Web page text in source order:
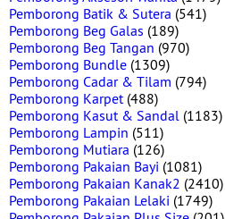
Pemborong Batik & Sutera (541)
Pemborong Beg Galas (189)
Pemborong Beg Tangan (970)
Pemborong Bundle (1309)
Pemborong Cadar & Tilam (794)
Pemborong Karpet(488)
Pemborong Kasut & Sandal (1183)
Pemborong Lampin (511)
Pemborong Mutiara (126)
Pemborong Pakaian Bayi (1081)
Pemborong Pakaian Kanak2 (2410)
Pemborong Pakaian Lelaki (1749)